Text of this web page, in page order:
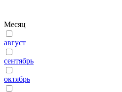
Месяц
август
сентябрь
октябрь